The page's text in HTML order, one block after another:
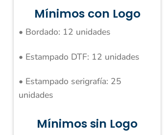
Mínimos con Logo
• Bordado: 12 unidades
• Estampado DTF: 12 unidades
• Estampado serigrafía: 25
unidades
Mínimos sin Logo